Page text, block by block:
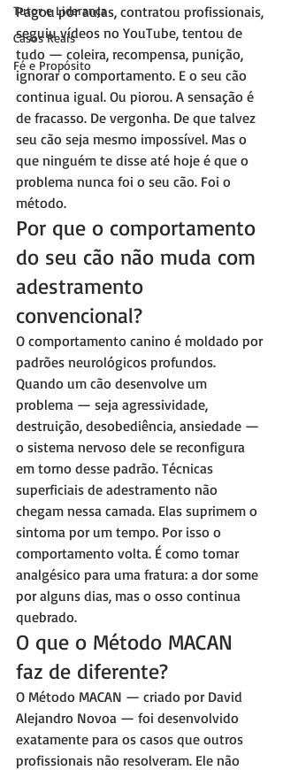
Tutor e Liderança
Casos Reais
Fé e Propósito
Pagou por aulas, contratou profissionais,
seguiu vídeos no YouTube, tentou de
tudo — coleira, recompensa, punição,
ignorar o comportamento. E o seu cão
continua igual. Ou piorou. A sensação é
de fracasso. De vergonha. De que talvez
seu cão seja mesmo impossível. Mas o
que ninguém te disse até hoje é que o
problema nunca foi o seu cão. Foi o
método.
Por que o comportamento
do seu cão não muda com
adestramento
convencional?
O comportamento canino é moldado por
padrões neurológicos profundos.
Quando um cão desenvolve um
problema — seja agressividade,
destruição, desobediência, ansiedade —
o sistema nervoso dele se reconfigura
em torno desse padrão. Técnicas
superficiais de adestramento não
chegam nessa camada. Elas suprimem o
sintoma por um tempo. Por isso o
comportamento volta. É como tomar
analgésico para uma fratura: a dor some
por alguns dias, mas o osso continua
quebrado.
O que o Método MACAN
faz de diferente?
O Método MACAN — criado por David
Alejandro Novoa — foi desenvolvido
exatamente para os casos que outros
profissionais não resolveram. Ele não